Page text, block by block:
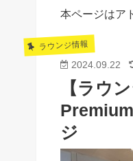
本ページはア
ラウンジ情報
2024.09.22
【ラウ
ジ